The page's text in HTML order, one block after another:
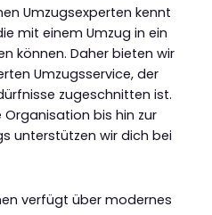
Umzugsexperten kennt
mit einem Umzug in ein
können. Daher bieten wir
Umzugsservice, der
zugeschnitten ist.
bis hin zur
unterstützen wir dich bei
verfügt über modernes